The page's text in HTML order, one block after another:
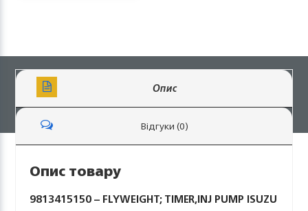
Опис
Відгуки (0)
Опис товару
9813415150 – FLYWEIGHT; TIMER,INJ PUMP ISUZU